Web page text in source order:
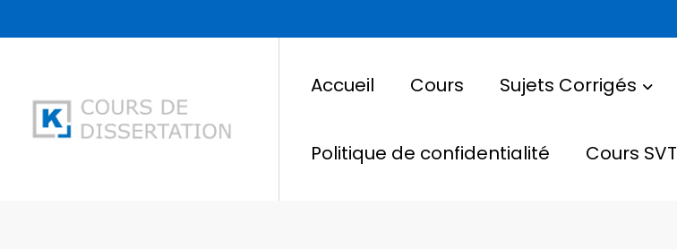
au
Accueil Cours Sujets Corrigés
Politique de confidentialité Cours SVT